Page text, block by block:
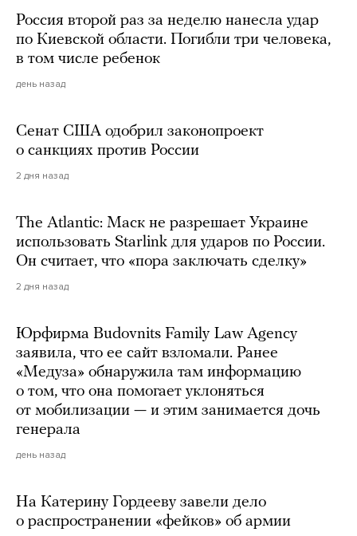
Россия второй раз за неделю нанесла удар
по Киевской области. Погибли три человека,
в том числе ребенок
день назад
Сенат США одобрил законопроект
о санкциях против России
2 дня назад
The Atlantic: Маск не разрешает Украине
использовать Starlink для ударов по России.
Он считает, что «пора заключать сделку»
2 дня назад
Юрфирма Budovnits Family Law Agency
заявила, что ее сайт взломали. Ранее
«Медуза» обнаружила там информацию
о том, что она помогает уклоняться
от мобилизации — и этим занимается дочь
генерала
день назад
На Катерину Гордееву завели дело
о распространении «фейков» об армии